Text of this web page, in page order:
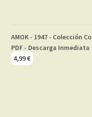
AMOK - 1947 - Colección
PDF - Descarga Inmediata
4,99€